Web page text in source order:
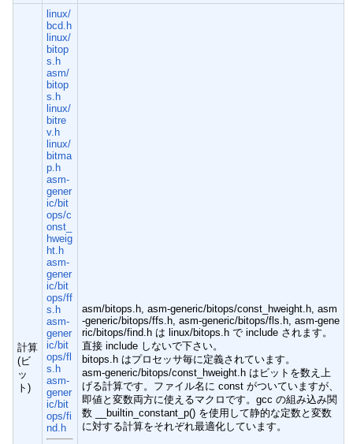
計算
(ビ
ッ
ト)
linux/
bcd.h
linux/
bitop
s.h
asm/
bitop
s.h
linux/
bitre
v.h
linux/
bitma
p.h
asm-
gener
ic/bit
ops/c
onst_
hweig
ht.h
asm-
gener
ic/bit
ops/ff
s.h
asm-
gener
ic/bit
ops/fl
s.h
asm-
gener
ic/bit
ops/fi
nd.h
asm/bitops.h, asm-generic/bitops/const_hweight.h, asm
-generic/bitops/ffs.h, asm-generic/bitops/fls.h, asm-gene
ric/bitops/find.h は linux/bitops.h で include されます。
直接 include しないで下さい。
bitops.h はプロセッサ毎に定義されています。
asm-generic/bitops/const_hweight.h はビットを数え上
げる計算です。ファイル名に const がついていますが、
即値と変数両方に使えるマクロです。gcc の組み込み関
数 __builtin_constant_p() を使用して静的な定数と変数
に対する計算をそれぞれ最適化しています。